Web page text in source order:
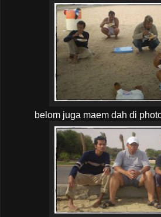
belom juga maem dah di